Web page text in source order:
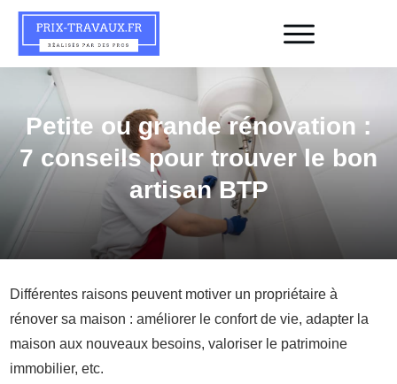
Petite ou grande rénovation :
7 conseils pour trouver le bon
artisan BTP
Différentes raisons peuvent motiver un propriétaire à
rénover sa maison : améliorer le confort de vie, adapter la
maison aux nouveaux besoins, valoriser le patrimoine
immobilier, etc.